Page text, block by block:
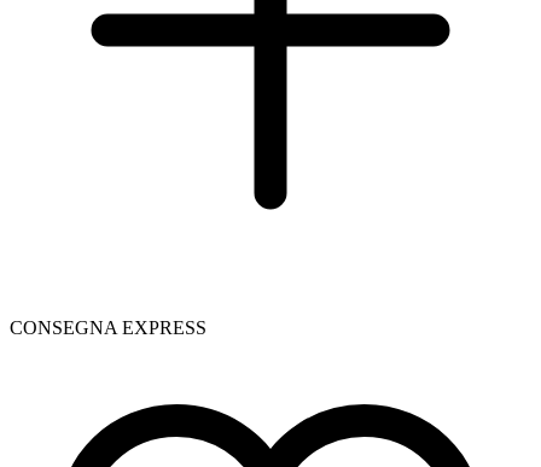
CONSEGNA EXPRESS